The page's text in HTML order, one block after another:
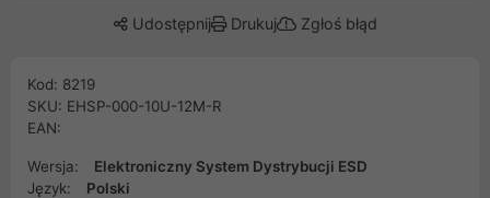
Udostępnij Drukuj Zgłoś błąd
Kod: 8219
SKU: EHSP-000-10U-12M-R
EAN:
Wersja:
Elektroniczny System Dystrybucji ESD
Język:
Polski